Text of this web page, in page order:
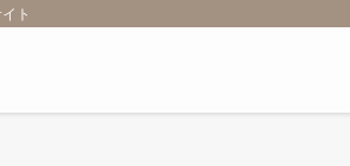
ト